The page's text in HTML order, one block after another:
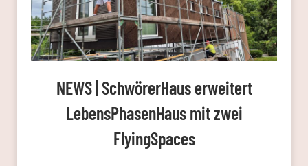
NEWS | SchwörerHaus erweitert
LebensPhasenHaus mit zwei
FlyingSpaces